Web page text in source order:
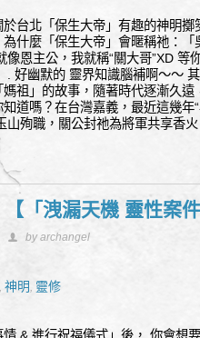
於台北「保生大帝」有趣的神明
為什麼「保生大帝」會暱稱祂：
像恩主公，我就稱“關大哥”XD
. 好幽默的 靈界知識腦補啊～～
祖」的故事，隨著時代逐漸久遠
道嗎？在台灣嘉義，最近這幾年
山殉職，關公封祂為將軍共享香
【「洩漏天機 靈性案
by archangel
,神明, 靈修